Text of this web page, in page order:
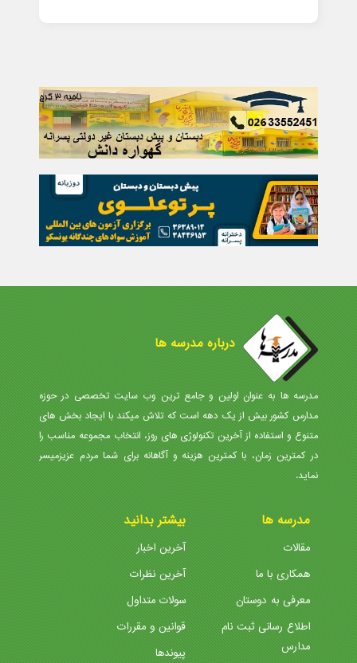
درباره مدرسه ها
مدرسه ها به عنوان اولین و جامع ترین وب سایت تخصصی در حوزه
مدارس کشور بیش از یک دهه است که تلاش میکند با ایجاد بخش های
متنوع و استفاده از آخرین تکنولوژی های روز، انتخاب مجموعه مناسب را
در کمترین زمان، با کمترین هزینه و آگاهانه برای شما مردم عزیزمیسر
نماید.
مدرسه ها
مقالات
همکاری با ما
معرفی به دوستان
اطلاع رسانی ثبت نام
مدارس
بیشتر بدانید
آخرین اخبار
آخرین نظرات
سولات متداول
قوانین و مقررات
پیوندها